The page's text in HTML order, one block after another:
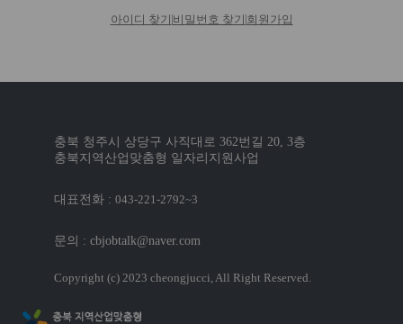
아이디 찾기 비밀번호 찾기 회원가입
충북 청주시 상당구 사직대로 362번길 20, 3층
충북지역산업맞춤형 일자리지원사업
대표전화 : 043-221-2792~3
문의 : cbjobtalk@naver.com
Copyright (c) 2023 cheongjucci, All Right Reserved.